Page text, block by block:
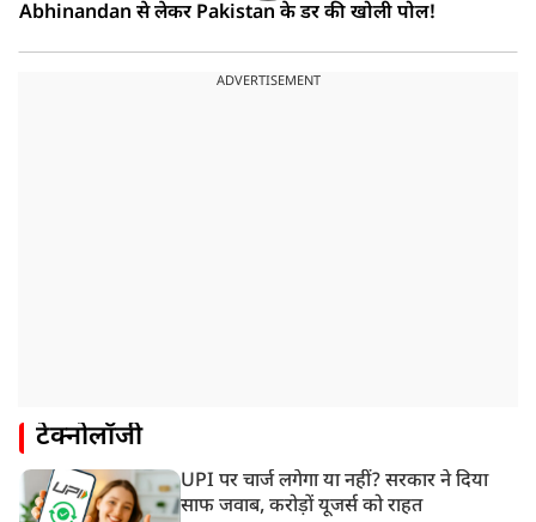
Abhinandan से लेकर Pakistan के डर की खोली पोल!
ADVERTISEMENT
टेक्नोलॉजी
UPI पर चार्ज लगेगा या नहीं? सरकार ने दिया
साफ जवाब, करोड़ों यूजर्स को राहत